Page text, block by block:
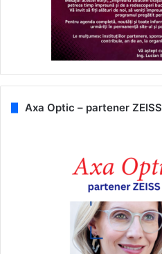
Axa Optic – partener ZEISS